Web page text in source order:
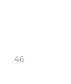
46